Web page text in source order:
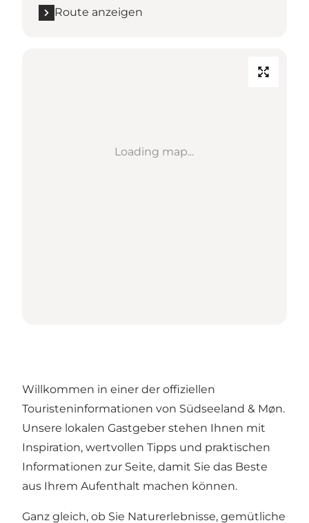
Route anzeigen
Loading map...
Willkommen in einer der offiziellen
Touristeninformationen von Südseeland & Møn.
Unsere lokalen Gastgeber stehen Ihnen mit
Inspiration, wertvollen Tipps und praktischen
Informationen zur Seite, damit Sie das Beste
aus Ihrem Aufenthalt machen können.
Ganz gleich, ob Sie Naturerlebnisse, gemütliche